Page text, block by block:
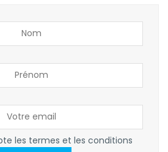
les termes et les conditions